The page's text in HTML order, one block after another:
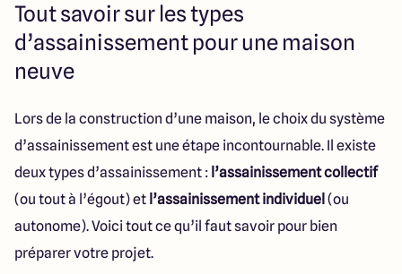
Tout savoir sur les types
d’assainissement pour une maison
neuve
Lors de la construction d’une maison, le choix du système
d’assainissement est une étape incontournable. Il existe
deux types d’assainissement : l’assainissement collectif
(ou tout à l’égout) et l’assainissement individuel (ou
autonome). Voici tout ce qu’il faut savoir pour bien
préparer votre projet.